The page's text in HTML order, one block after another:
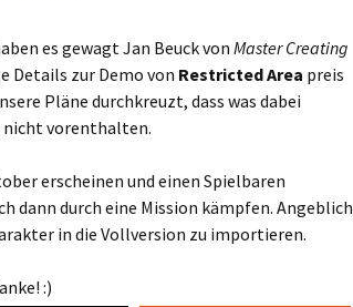
es gewagt Jan Beuck vonMaster Creating
Details zur Demo von Restricted Area preis
Pläne durchkreuzt, dass was dabei
nicht vorenthalten.
erscheinen und einen Spielbaren
dann durch eine Mission kämpfen. Angeblich
in die Vollversion zu importieren.
:)